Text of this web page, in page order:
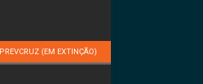
PREVCRUZ (EM EXTINÇÃO)